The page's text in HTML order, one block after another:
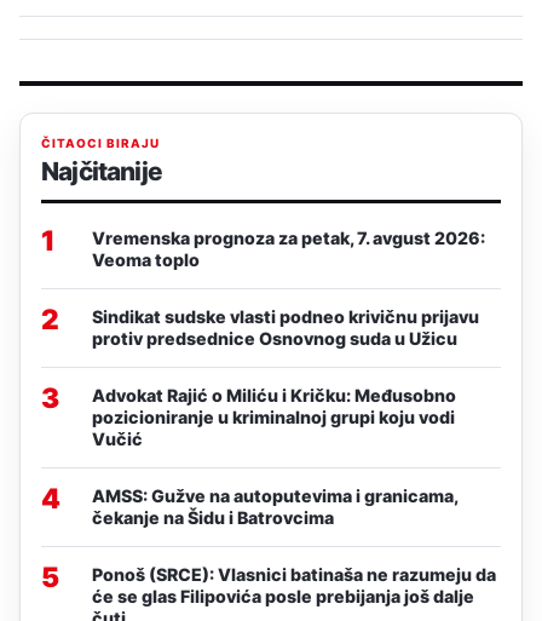
ČITAOCI BIRAJU
Najčitanije
1
Vremenska prognoza za petak, 7. avgust 2026:
Veoma toplo
2
Sindikat sudske vlasti podneo krivičnu prijavu
protiv predsednice Osnovnog suda u Užicu
3
Advokat Rajić o Miliću i Kričku: Međusobno
pozicioniranje u kriminalnoj grupi koju vodi
Vučić
4
AMSS: Gužve na autoputevima i granicama,
čekanje na Šidu i Batrovcima
5
Ponoš (SRCE): Vlasnici batinaša ne razumeju da
će se glas Filipovića posle prebijanja još dalje